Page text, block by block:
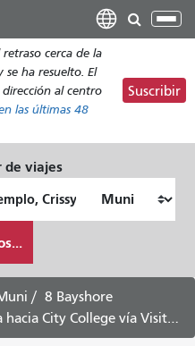
retraso cerca de la
se ha resuelto. El
al centro
las últimas 48
Suscribir
de viajes
8 Bayshore
Visitacion Valley - Servicio entre semana